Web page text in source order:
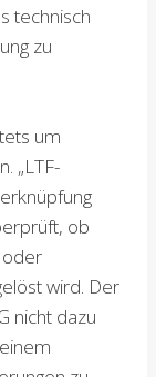
technisch
zu
um
„LTF-
ob
oder
wird. Der
nicht dazu